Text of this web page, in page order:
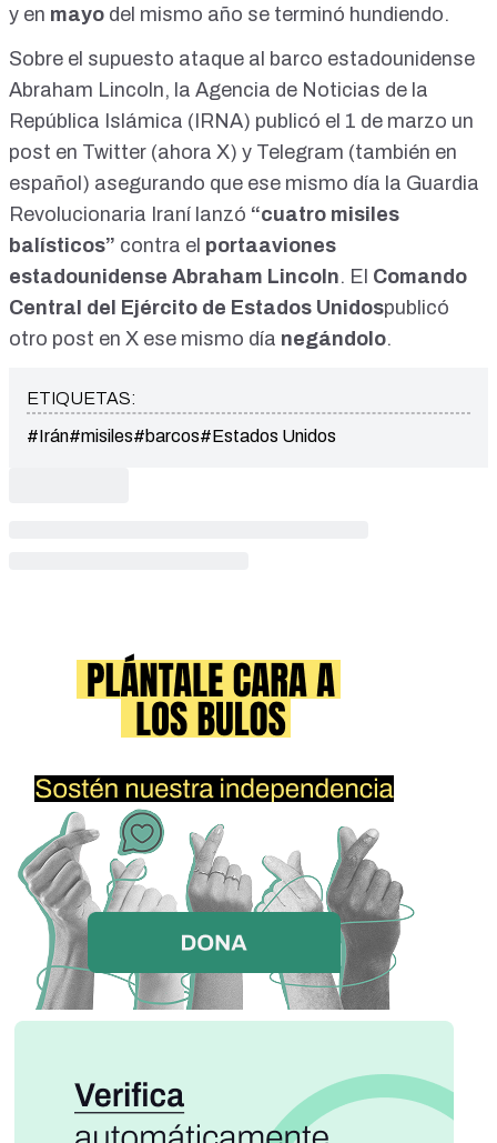
y en mayo del mismo año se terminó hundiendo.
Sobre el supuesto ataque al barco estadounidense
Abraham Lincoln, la Agencia de Noticias de la
República Islámica (IRNA) publicó el 1 de marzo un
post en Twitter (ahora X) y Telegram (también en
españo l) asegurando que ese mismo día la Guardia
Revolucionaria Iraní lanzó “cuatro misiles
balísticos” contra el portaaviones
estadounidense Abraham Lincoln. El Comando
Central del Ejército de Estados Unidospublicó
otro post en X ese mismo día negándolo.
ETIQUETAS:
#Irán#misiles#barcos#Estados Unidos